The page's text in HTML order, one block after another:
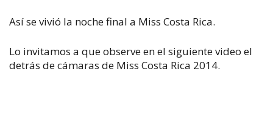
Así se vivió la noche final a Miss Costa Rica.
Lo invitamos a que observe en el siguiente video el
detrás de cámaras de Miss Costa Rica 2014.